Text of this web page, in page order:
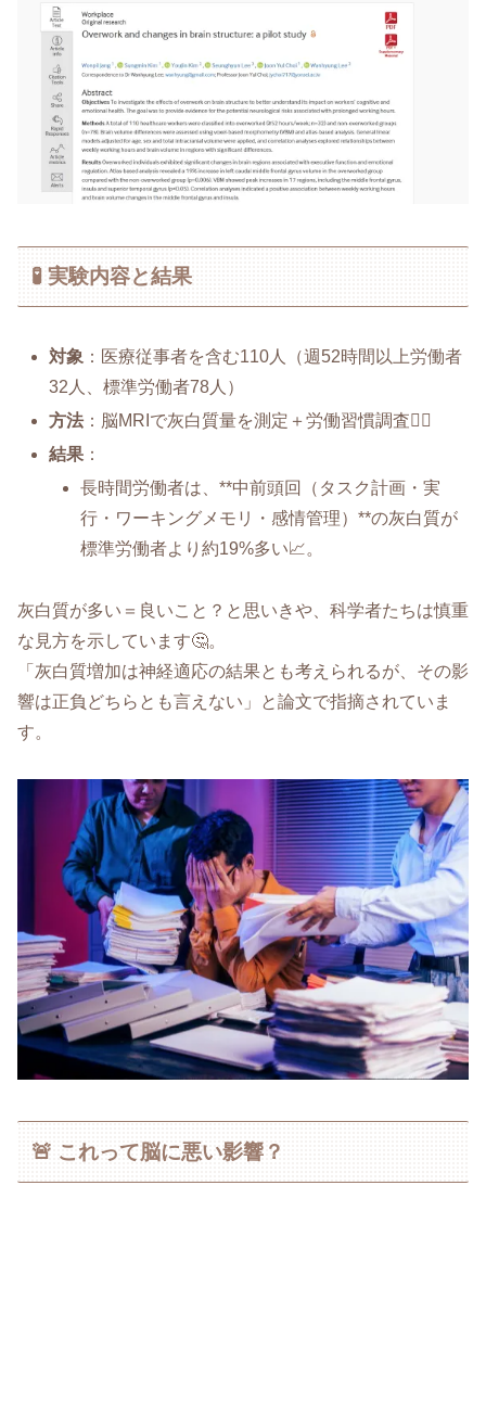
🧪 実験内容と結果
対象 ：医療従事者を含む110人（週52時間以上労働者
32人、標準労働者78人）
方法 ：脳MRIで灰白質量を測定＋労働習慣調査🧑‍⚕️
結果 ：
長時間労働者は、**中前頭回（タスク計画・実
行・ワーキングメモリ・感情管理）**の灰白質が
標準労働者より約19%多い📈。
灰白質が多い＝良いこと？と思いきや、科学者たちは慎重
な見方を示しています🤔。
「灰白質増加は神経適応の結果とも考えられるが、その影
響は正負どちらとも言えない」と論文で指摘されていま
す。
🚨 これって脳に悪い影響？